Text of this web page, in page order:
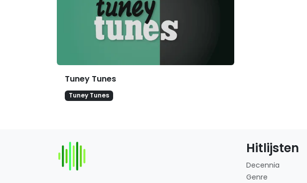
Tuney Tunes
Tuney Tunes
Hitlijsten
Decennia
Genre